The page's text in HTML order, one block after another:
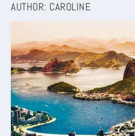
AUTHOR: CAROLINE